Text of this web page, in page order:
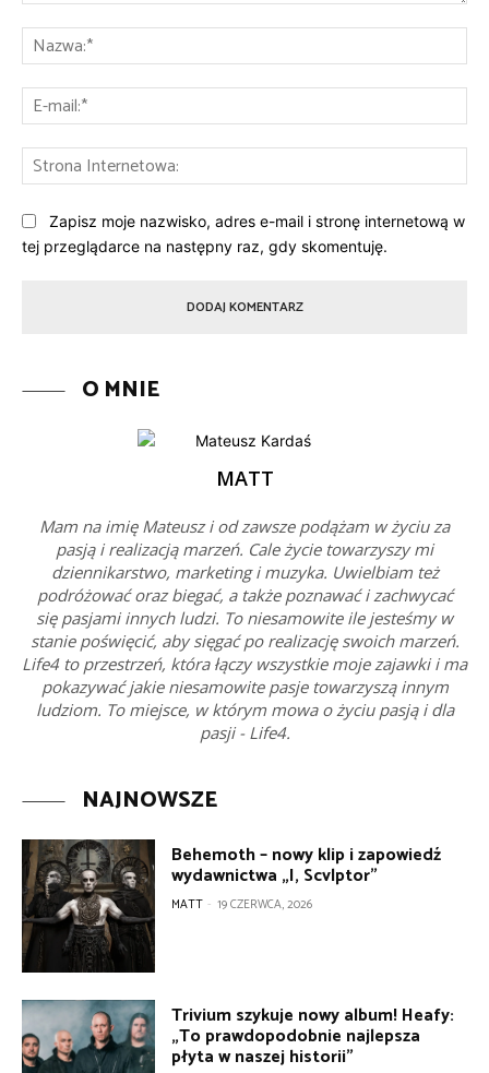
Zapisz moje nazwisko, adres e-mail i stronę internetową w
tej przeglądarce na następny raz, gdy skomentuję.
O MNIE
MATT
Mam na imię Mateusz i od zawsze podążam w życiu za
pasją i realizacją marzeń. Cale życie towarzyszy mi
dziennikarstwo, marketing i muzyka. Uwielbiam też
podróżować oraz biegać, a także poznawać i zachwycać
się pasjami innych ludzi. To niesamowite ile jesteśmy w
stanie poświęcić, aby sięgać po realizację swoich marzeń.
Life4 to przestrzeń, która łączy wszystkie moje zajawki i ma
pokazywać jakie niesamowite pasje towarzyszą innym
ludziom. To miejsce, w którym mowa o życiu pasją i dla
pasji - Life4.
NAJNOWSZE
Behemoth – nowy klip i zapowiedź
wydawnictwa „I, Scvlptor”
MATT - 19 CZERWCA, 2026
Trivium szykuje nowy album! Heafy:
„To prawdopodobnie najlepsza
płyta w naszej historii”